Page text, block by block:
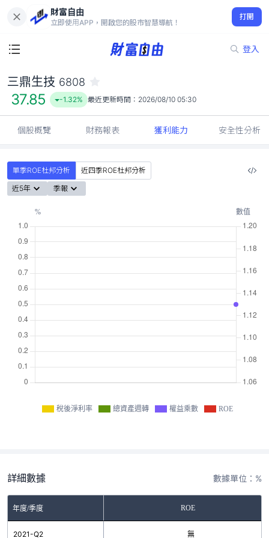
財富自由
立即使用APP，開啟您的股市智慧導航！
打開
登入
37.85
-1.32%
三鼎生技 6808
37.85 -1.32% 最近更新時間： 2026/08/10 05:30
個股概覽 財務報表 獲利能力 安全性分析
單季ROE杜邦分析
近四季ROE杜邦分析
近5年
季報
稅後淨利率 總資產週轉 權益乘數 ROE
詳細數據 數據單位：%
年度/季度 ROE
2021-Q2 無